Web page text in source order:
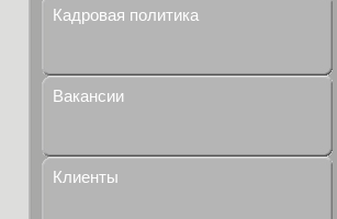
Кадровая политика
Вакансии
Клиенты